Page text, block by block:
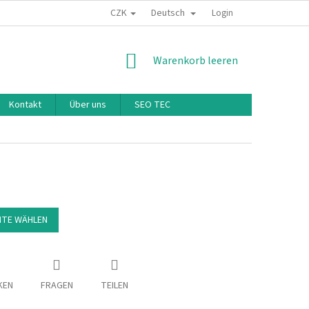
CZK Deutsch Login
WARENKORB
Warenkorb leeren
Kontakt Über uns
SEO TEC
WÄHLEN
FRAGEN TEILEN